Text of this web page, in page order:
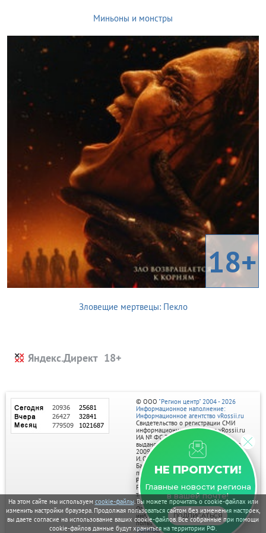
На этом сайте мы используем cookie-файлы. Вы можете прочитать о cookie-файлах или
изменить настройки браузера. Продолжая пользоваться сайтом без изменения настроек,
вы даете согласие на использование ваших cookie-файлов. Все собранные при помощи
cookie-файлов данные будут храниться на территории РФ.
Миньоны и монстры
18+
Зловещие мертвецы: Пекло
Яндекс.Директ
НЕ ПРОПУСТИ!
Главные новости региона
в вашей почте!
ПОДПИСАТЬСЯ
© ООО "Регион центр" 2004 - 2026
Информационное наполнение:
Информационное агентство vRossii.ru
Свидетельство о регистрации СМИ
информационного агентства vRossii.ru
ИА № ФС 77‑35502
выдано РОСКОМНАДЗОРом 04 марта
2009г.
И. О. Главного редактора Нарыков А. Н.
Баннеры на портале размещаются на
правах рекламы.
Реклама на портале:
Рекламное агентство "Умный маркетинг"
тел. 7-910-267-70-40,
email: umnyy.marketing@yandex.ru
Отдельные публикации могут содержать
информацию, не предназначенную для
пользователей до 18 лет.
Политика в отношении обработки